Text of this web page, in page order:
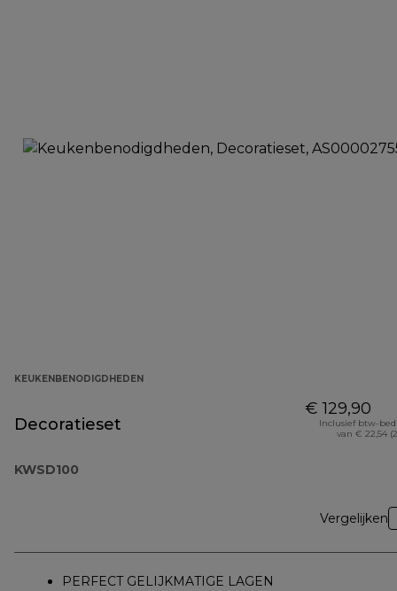
KEUKENBENODIGDHEDEN
Decoratieset
KWSD100
€ 129,90
Inclusief btw-
van € 22,54
Vergelijken
PERFECT GELIJKMATIGE LAGEN